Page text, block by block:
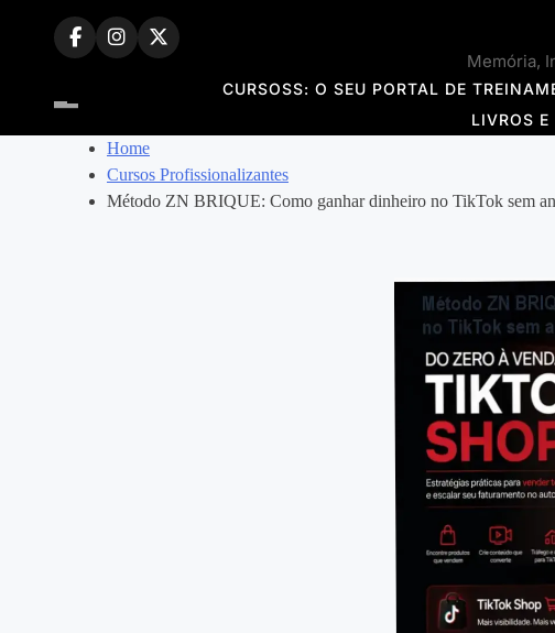
Memória,
CURSOSS: O SEU PORTAL DE
LIVROS
Home
Cursos Profissionalizantes
Método ZN BRIQUE: Como ganhar dinheiro no TikTok sem